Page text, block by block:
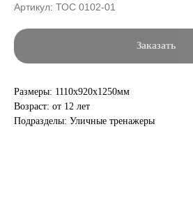
Артикул: ТОС 0102-01
Заказать
Размеры: 1110х920х1250мм
Возраст: от 12 лет
Подразделы: Уличные тренажеры